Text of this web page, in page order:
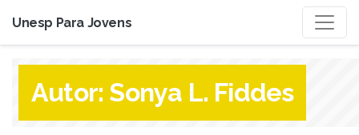
Unesp Para Jovens
Autor: Sonya L. Fiddes